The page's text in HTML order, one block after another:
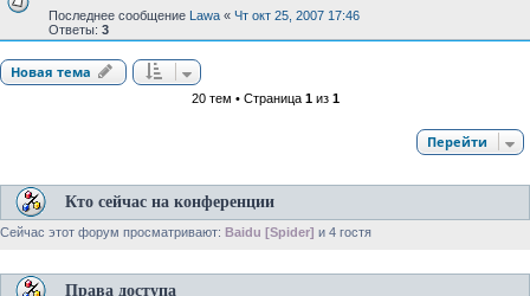
Последнее сообщение Lawa « Чт окт 25, 2007 17:46
Ответы: 3
Новая тема
20 тем • Страница 1из 1
Перейти
Кто сейчас на конференции
Сейчас этот форум просматривают: Baidu [Spider] и 4 гостя
Права доступа